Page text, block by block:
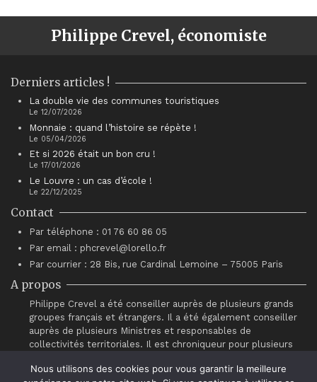
Philippe Crevel, économiste
Derniers articles !
La double vie des communes touristiques
Le 12/07/2026
Monnaie : quand l’histoire se répète !
Le 05/04/2026
Et si 2026 était un bon cru !
Le 17/01/2026
Le Louvre : un cas d’école !
Le 22/12/2025
Contact
Par téléphone : 01 76 60 86 05
Par email : phcrevel@lorello.fr
Par courrier : 28 Bis, rue Cardinal Lemoine – 75005 Paris
A propos
Philippe Crevel a été conseiller auprès de plusieurs grands
groupes français et étrangers. Il a été également conseiller
auprès de plusieurs Ministres et responsables de
collectivités territoriales. Il est chroniqueur pour plusieurs
intervenant auprès du réseau de chefs d’entreprises
Nous utilisons des cookies pour vous garantir la meilleure